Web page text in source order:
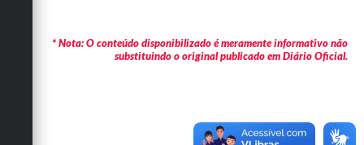
Links
* Nota: O conteúdo disponibilizado é meramente informativo não
substituindo o original publicado em Diário Oficial.